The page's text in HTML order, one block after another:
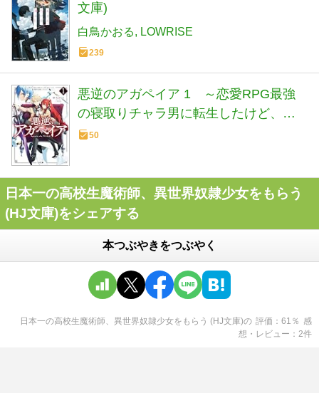
文庫)
白鳥かおる LOWRISE
239
悪逆のアガペイア 1 ～恋愛RPG最強
の寝取りチャラ男に転生したけど、俺
は絶対に寝取ったりしない！～ (HJ文庫
50
日本一の高校生魔術師、異世界奴隷少女をもらう
(HJ文庫)をシェアする
本つぶやきをつぶやく
日本一の高校生魔術師、異世界奴隷少女をもらう (HJ文庫)の 評価 61 ％ 感
想・レビュー
2件